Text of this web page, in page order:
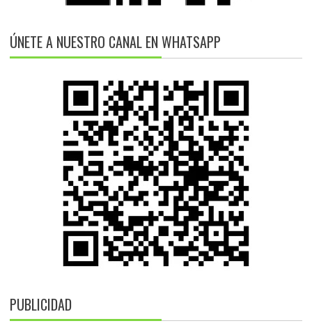
ÚNETE A NUESTRO CANAL EN WHATSAPP
PUBLICIDAD